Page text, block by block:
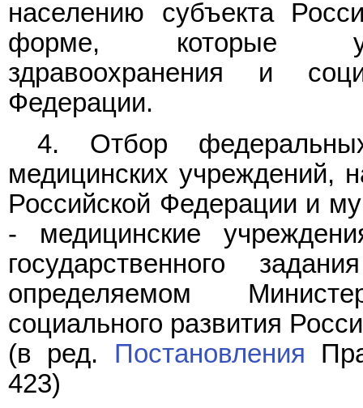
населению субъекта
форме, которые
здравоохранения и
Федерации.
4. Отбор
медицинских учреждений,
Российской Федерации и
- медицинские
государственного
определяемом
социального развития
(в ред. Постановления
423)